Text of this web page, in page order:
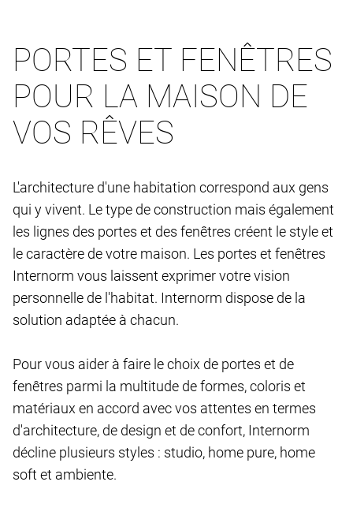
PORTES ET FENÊTRES
POUR LA MAISON DE
VOS RÊVES
L'architecture d'une habitation correspond aux gens
qui y vivent. Le type de construction mais également
les lignes des portes et des fenêtres créent le style et
le caractère de votre maison. Les portes et fenêtres
Internorm vous laissent exprimer votre vision
personnelle de l'habitat. Internorm dispose de la
solution adaptée à chacun.
Pour vous aider à faire le choix de portes et de
fenêtres parmi la multitude de formes, coloris et
matériaux en accord avec vos attentes en termes
d'architecture, de design et de confort, Internorm
décline plusieurs styles : studio, home pure, home
soft et ambiente.